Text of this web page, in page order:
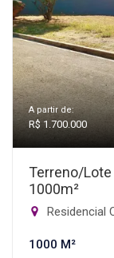
A partir de:
R$ 1.700.000
Terreno/
1000m²
Residencial
1000 M²